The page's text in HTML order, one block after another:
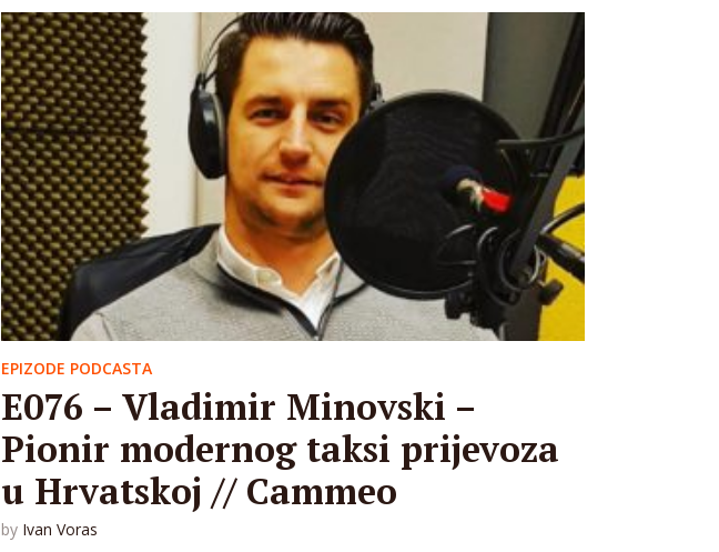
EPIZODE PODCASTA
E076 – Vladimir Minovski –
Pionir modernog taksi prijevoza
u Hrvatskoj // Cammeo
by Ivan Voras